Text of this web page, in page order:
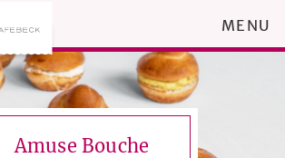
MENU
Amuse Bouche